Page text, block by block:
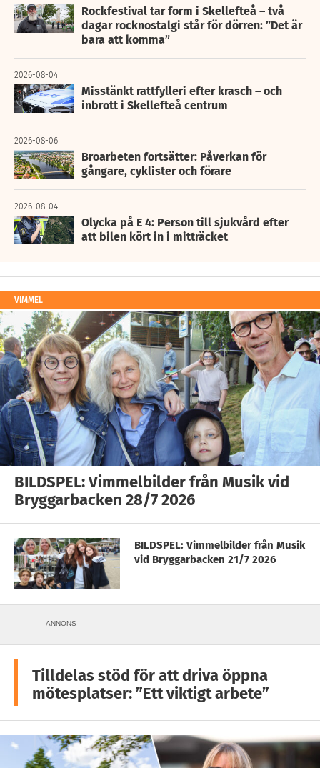
Rockfestival tar form i Skellefteå – två
dagar rocknostalgi står för dörren: ”Det är
bara att komma”
2026-08-04
Misstänkt rattfylleri efter krasch – och
inbrott i Skellefteå centrum
2026-08-06
Broarbeten fortsätter: Påverkan för
gångare, cyklister och förare
2026-08-04
Olycka på E 4: Person till sjukvård efter
att bilen kört in i mitträcket
VIMMEL
BILDSPEL: Vimmelbilder från Musik vid
Bryggarbacken 28/7 2026
BILDSPEL: Vimmelbilder från Musik
vid Bryggarbacken 21/7 2026
ANNONS
Tilldelas stöd för att driva öppna
mötesplatser: ”Ett viktigt arbete”